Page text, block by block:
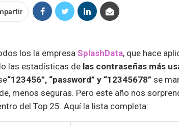
los la empresa SplashData, que hace
las estadísticas de las contraseñas más
“123456”, “password” y “12345678” se
menos seguras. Pero este año nos
del Top 25. Aquí la lista completa: